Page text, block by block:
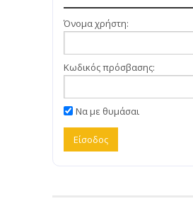
Όνομα χρήστη:
Κωδικός πρόσβασης:
Να με θυμάσαι